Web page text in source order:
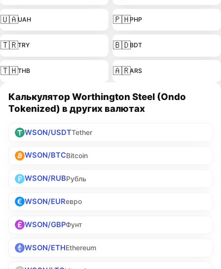
🇺🇦UAH 🇵🇭PHP
🇹🇷TRY 🇧🇩BDT
🇹🇭THB 🇦🇷ARS
Калькулятор Worthington Steel (Ondo
Tokenized) в других валютах
WSON/USDTTether
WSON/BTCBitcoin
WSON/RUBРубль
WSON/EURевро
WSON/GBPФунт
WSON/ETHEthereum